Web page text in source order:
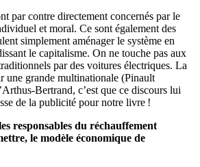
par contre directement concernés par le
et moral. Ce sont également des
simplement aménager le système en
le capitalisme. On ne touche pas aux
par des voitures électriques. La
une grande multinationale (Pinault
Bertrand, c’est que ce discours lui
de la publicité pour notre livre !
responsables du réchauffement
le modèle économique de